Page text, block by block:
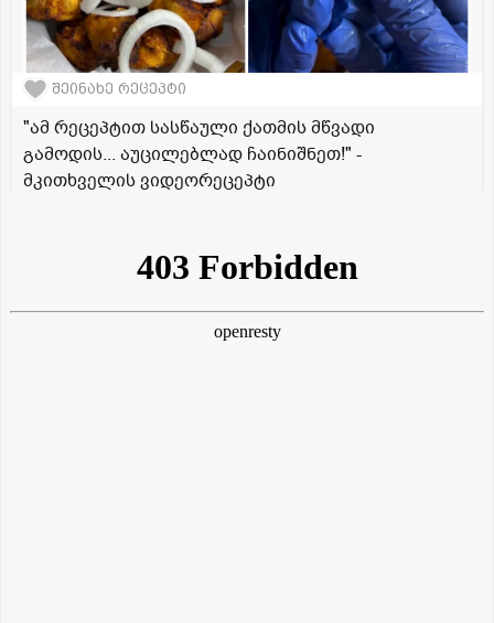
შეინახე რეცეპტი
"ამ რეცეპტით სასწაული ქათმის მწვადი
გამოდის... აუცილებლად ჩაინიშნეთ!" -
მკითხველის ვიდეორეცეპტი